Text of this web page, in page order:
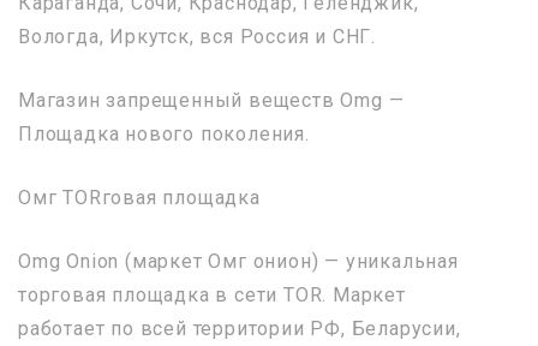
Вологда, Иркутск, вся Россия и СНГ.
Магазин запрещенный веществ Omg —
Площадка нового поколения.
Омг ТORговая площадка
Omg Onion (маркет Омг онион) — уникальная
торговая площадка в сети TOR. Маркет
работает по всей территории РФ, Беларусии,